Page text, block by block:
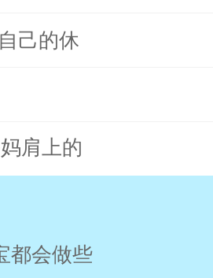
己的休
肩上的
都会做些